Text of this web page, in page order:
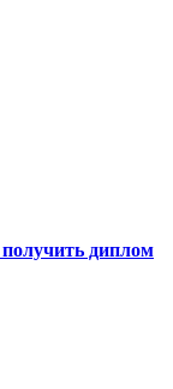
диплом